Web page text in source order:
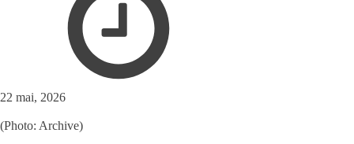
22 mai, 2026
(Photo: Archive)